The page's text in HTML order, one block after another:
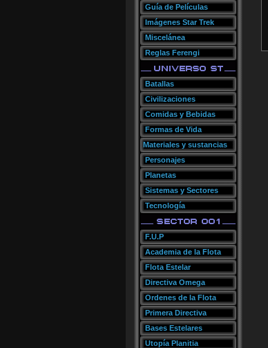
Guía de Películas
Imágenes Star Trek
Miscelánea
Reglas Ferengi
Batallas
Civilizaciones
Comidas y Bebidas
Formas de Vida
Materiales y sustancias
Personajes
Planetas
Sistemas y Sectores
Tecnología
F.U.P
Academia de la Flota
Flota Estelar
Directiva Omega
Ordenes de la Flota
Primera Directiva
Bases Estelares
Utopía Planitia